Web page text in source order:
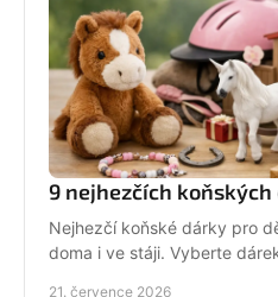
9 nejhezčích
Nejhezčí koňské dárky pro
doma i ve stáji. Vyberte
21. července 2026